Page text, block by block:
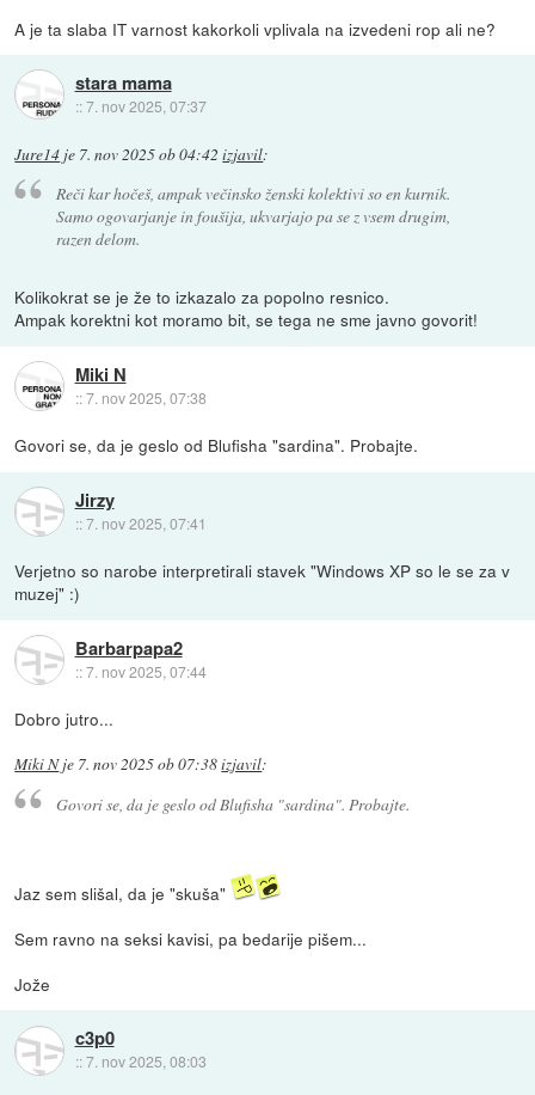
A je ta slaba IT varnost kakorkoli vplivala na izvedeni rop ali ne?
stara mama
::7. nov 2025, 07:37
Jure14 je 7. nov 2025 ob 04:42 izjavil:
Reči kar hočeš, ampak večinsko ženski kolektivi so en kurnik.
Samo ogovarjanje in foušija, ukvarjajo pa se z vsem drugim,
razen delom.
Kolikokrat se je že to izkazalo za popolno resnico.
Ampak korektni kot moramo bit, se tega ne sme javno govorit!
Miki N
::7. nov 2025, 07:38
Govori se, da je geslo od Blufisha "sardina". Probajte.
Jirzy
::7. nov 2025, 07:41
Verjetno so narobe interpretirali stavek "Windows XP so le se za v
muzej" :)
Barbarpapa2
::7. nov 2025, 07:44
Dobro jutro...
Miki Nje 7. nov 2025 ob 07:38izjavil:
Govori se, da je geslo od Blufisha "sardina". Probajte.
Jaz sem slišal, da je "skuša"
Sem ravno na seksi kavisi, pa bedarije pišem...
Jože
c3p0
::7. nov 2025, 08:03